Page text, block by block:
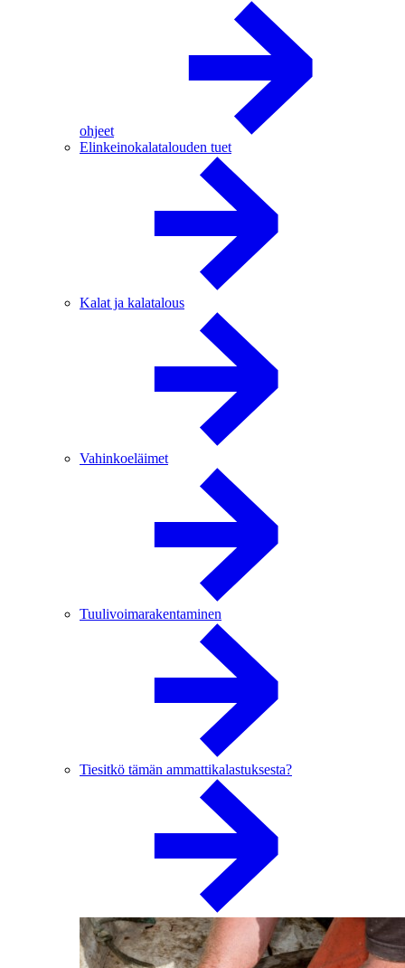
ohjeet
Elinkeinokalatalouden tuet
Kalat ja kalatalous
Vahinkoeläimet
Tuulivoimarakentaminen
Tiesitkö tämän ammattikalastuksesta?